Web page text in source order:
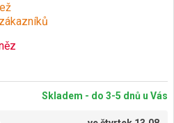
Skladem - do 3-5 dnů u Vás